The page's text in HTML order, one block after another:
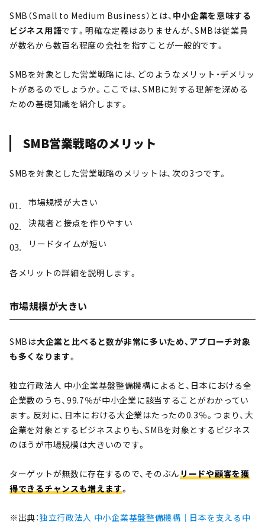
SMB（Small to Medium Business）とは、 中小企業を意味する
ビジネス用語です。明確な定義はありませんが、SMBは従業員
が数名から数百名程度の会社を指すことが一般的です。
SMBを対象とした営業戦略には、どのようなメリット・デメリッ
トがあるのでしょうか。ここでは、SMBに対する理解を深める
ための基礎知識を紹介します。
SMB営業戦略のメリット
SMBを対象とした営業戦略のメリットは、次の3つです。
市場規模が大きい
決裁者と接点を作りやすい
リードタイムが短い
各メリットの詳細を説明します。
市場規模が大きい
SMBは大企業と比べると数が非常に多いため、アプローチ対象
も多くなります。
独立行政法人 中小企業基盤整備機構によると、日本における全
企業数のうち、99.7％が中小企業に該当することがわかってい
ます。反対に、日本における大企業はたったの0.3％。つまり、大
企業を対象とするビジネスよりも、SMBを対象とするビジネス
のほうが市場規模は大きいのです。
ターゲットが無数に存在するので、そのぶんリードや顧客を獲
得できるチャンスも増えます。
※出典：独立行政法人 中小企業基盤整備機構｜日本を支える中